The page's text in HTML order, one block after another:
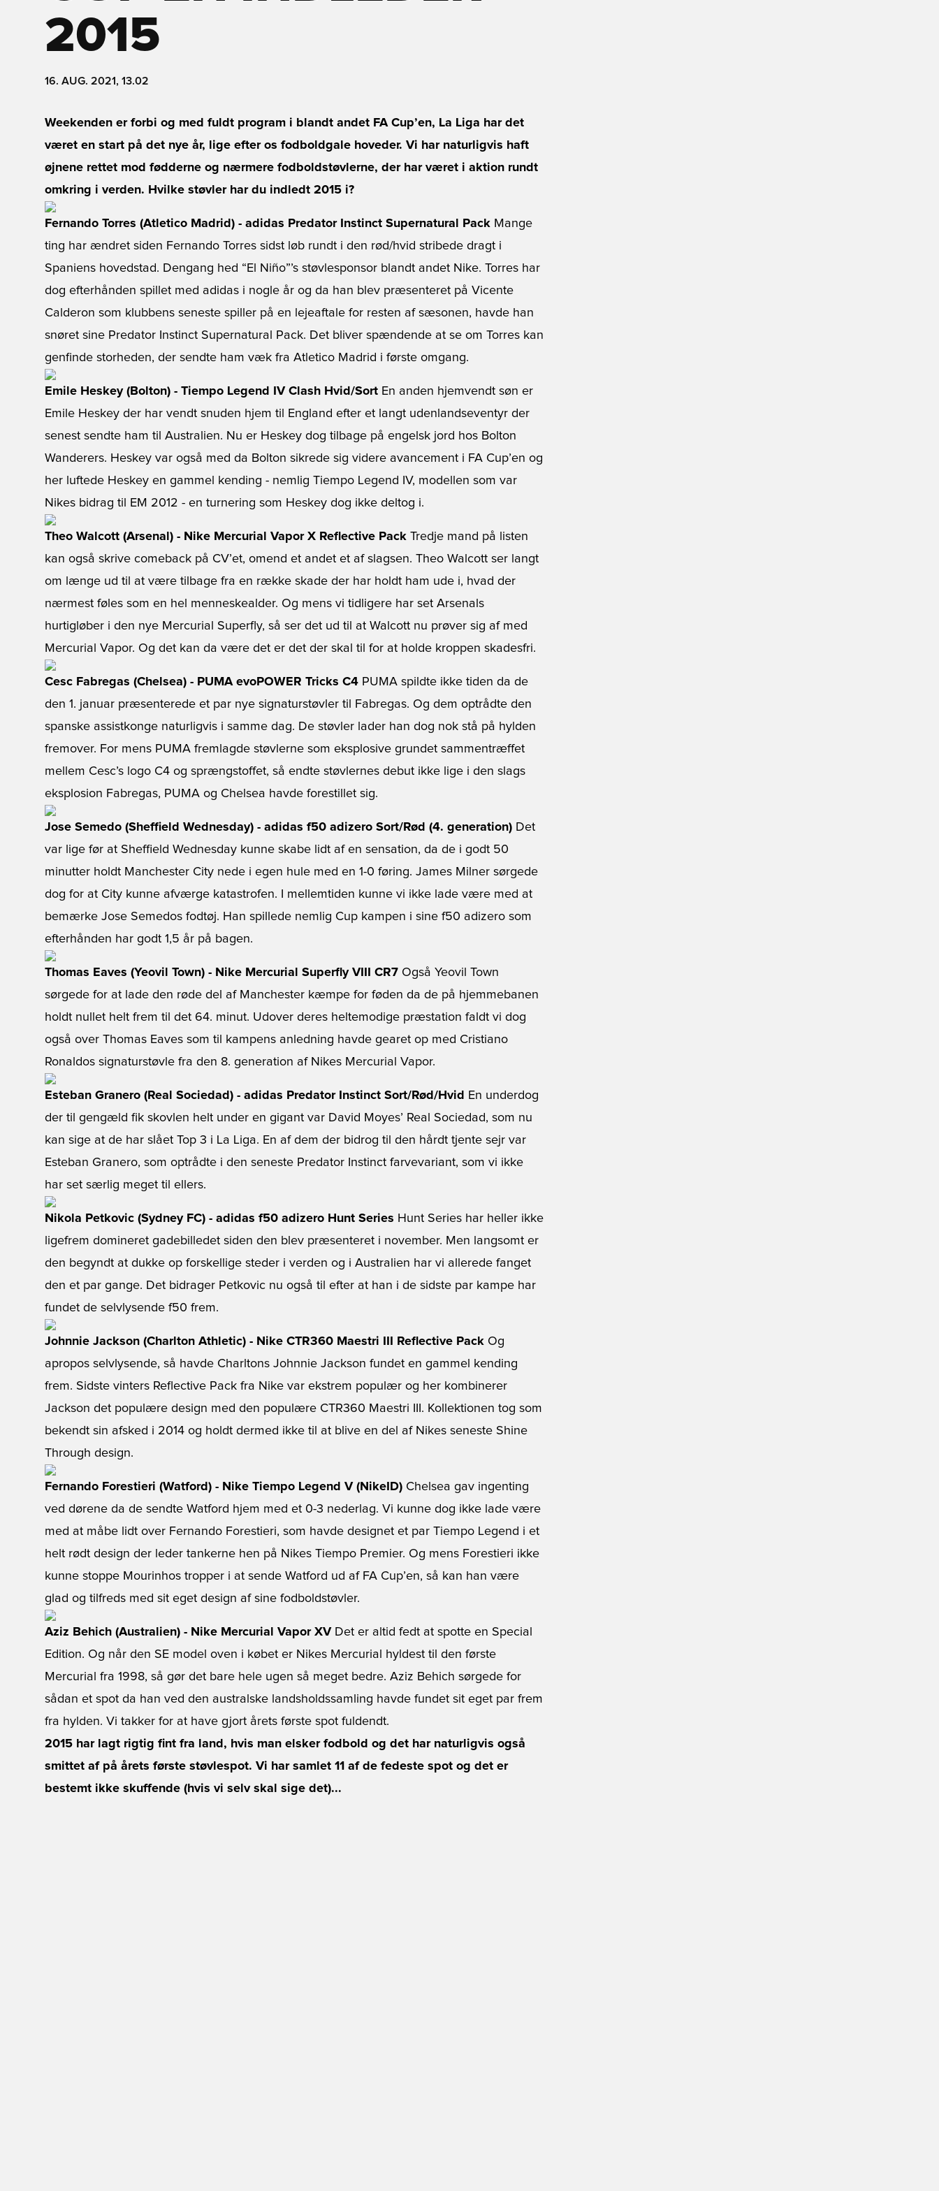
2015
16. AUG. 2021, 13.02
Weekenden er forbi og med fuldt program i blandt andet FA Cup’en, La Liga har det
været en start på det nye år, lige efter os fodboldgale hoveder. Vi har naturligvis haft
øjnene rettet mod fødderne og nærmere fodboldstøvlerne, der har været i aktion rundt
omkring i verden. Hvilke støvler har du indledt 2015 i?
Fernando Torres (Atletico Madrid) - adidas Predator Instinct Supernatural Pack Mange
ting har ændret siden Fernando Torres sidst løb rundt i den rød/hvid stribede dragt i
Spaniens hovedstad. Dengang hed “El Niño”’s støvlesponsor blandt andet Nike. Torres har
dog efterhånden spillet med adidas i nogle år og da han blev præsenteret på Vicente
Calderon som klubbens seneste spiller på en lejeaftale for resten af sæsonen, havde han
snøret sine Predator Instinct Supernatural Pack. Det bliver spændende at se om Torres kan
genfinde storheden, der sendte ham væk fra Atletico Madrid i første omgang.
Emile Heskey (Bolton) - Tiempo Legend IV Clash Hvid/Sort En anden hjemvendt søn er
Emile Heskey der har vendt snuden hjem til England efter et langt udenlandseventyr der
senest sendte ham til Australien. Nu er Heskey dog tilbage på engelsk jord hos Bolton
Wanderers. Heskey var også med da Bolton sikrede sig videre avancement i FA Cup’en og
her luftede Heskey en gammel kending - nemlig Tiempo Legend IV, modellen som var
Nikes bidrag til EM 2012 - en turnering som Heskey dog ikke deltog i.
Theo Walcott (Arsenal) - Nike Mercurial Vapor X Reflective Pack Tredje mand på listen
kan også skrive comeback på CV’et, omend et andet et af slagsen. Theo Walcott ser langt
om længe ud til at være tilbage fra en række skade der har holdt ham ude i, hvad der
nærmest føles som en hel menneskealder. Og mens vi tidligere har set Arsenals
hurtigløber i den nye Mercurial Superfly, så ser det ud til at Walcott nu prøver sig af med
Mercurial Vapor. Og det kan da være det er det der skal til for at holde kroppen skadesfri.
Cesc Fabregas (Chelsea) - PUMA evoPOWER Tricks C4 PUMA spildte ikke tiden da de
den 1. januar præsenterede et par nye signaturstøvler til Fabregas. Og dem optrådte den
spanske assistkonge naturligvis i samme dag. De støvler lader han dog nok stå på hylden
fremover. For mens PUMA fremlagde støvlerne som eksplosive grundet sammentræffet
mellem Cesc’s logo C4 og sprængstoffet, så endte støvlernes debut ikke lige i den slags
eksplosion Fabregas, PUMA og Chelsea havde forestillet sig.
Jose Semedo (Sheffield Wednesday) - adidas f50 adizero Sort/Rød (4. generation) Det
var lige før at Sheffield Wednesday kunne skabe lidt af en sensation, da de i godt 50
minutter holdt Manchester City nede i egen hule med en 1-0 føring. James Milner sørgede
dog for at City kunne afværge katastrofen. I mellemtiden kunne vi ikke lade være med at
bemærke Jose Semedos fodtøj. Han spillede nemlig Cup kampen i sine f50 adizero som
efterhånden har godt 1,5 år på bagen.
Thomas Eaves (Yeovil Town) - Nike Mercurial Superfly VIII CR7 Også Yeovil Town
sørgede for at lade den røde del af Manchester kæmpe for føden da de på hjemmebanen
holdt nullet helt frem til det 64. minut. Udover deres heltemodige præstation faldt vi dog
også over Thomas Eaves som til kampens anledning havde gearet op med Cristiano
Ronaldos signaturstøvle fra den 8. generation af Nikes Mercurial Vapor.
Esteban Granero (Real Sociedad) - adidas Predator Instinct Sort/Rød/Hvid En underdog
der til gengæld fik skovlen helt under en gigant var David Moyes’ Real Sociedad, som nu
kan sige at de har slået Top 3 i La Liga. En af dem der bidrog til den hårdt tjente sejr var
Esteban Granero, som optrådte i den seneste Predator Instinct farvevariant, som vi ikke
har set særlig meget til ellers.
Nikola Petkovic (Sydney FC) - adidas f50 adizero Hunt Series Hunt Series har heller ikke
ligefrem domineret gadebilledet siden den blev præsenteret i november. Men langsomt er
den begyndt at dukke op forskellige steder i verden og i Australien har vi allerede fanget
den et par gange. Det bidrager Petkovic nu også til efter at han i de sidste par kampe har
fundet de selvlysende f50 frem.
Johnnie Jackson (Charlton Athletic) - Nike CTR360 Maestri III Reflective Pack Og
apropos selvlysende, så havde Charltons Johnnie Jackson fundet en gammel kending
frem. Sidste vinters Reflective Pack fra Nike var ekstrem populær og her kombinerer
Jackson det populære design med den populære CTR360 Maestri III. Kollektionen tog som
bekendt sin afsked i 2014 og holdt dermed ikke til at blive en del af Nikes seneste Shine
Through design.
Fernando Forestieri (Watford) - Nike Tiempo Legend V (NikeID) Chelsea gav ingenting
ved dørene da de sendte Watford hjem med et 0-3 nederlag. Vi kunne dog ikke lade være
med at måbe lidt over Fernando Forestieri, som havde designet et par Tiempo Legend i et
helt rødt design der leder tankerne hen på Nikes Tiempo Premier. Og mens Forestieri ikke
kunne stoppe Mourinhos tropper i at sende Watford ud af FA Cup’en, så kan han være
glad og tilfreds med sit eget design af sine fodboldstøvler.
Aziz Behich (Australien) - Nike Mercurial Vapor XVDet er altid fedt at spotte en Special
Edition. Og når den SE model oven i købet er Nikes Mercurial hyldest til den første
Mercurial fra 1998, så gør det bare hele ugen så meget bedre. Aziz Behich sørgede for
sådan et spot da han ved den australske landsholdssamling havde fundet sit eget par frem
fra hylden. Vi takker for at have gjort årets første spot fuldendt.
2015 har lagt rigtig fint fra land, hvis man elsker fodbold og det har naturligvis også
smittet af på årets første støvlespot. Vi har samlet 11 af de fedeste spot og det er
bestemt ikke skuffende (hvis vi selv skal sige det)...